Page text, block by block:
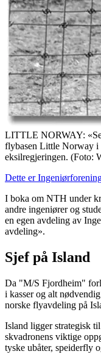
LITTLE NORWAY:
flybasen Little Norway i
eksilregjeringen. (Foto:
Dette er
I boka om NTH under
andre ingeniører og
en egen avdeling av
avdeling».
Sjef på Island
Da "M/S Fjordheim"
i kasser og alt
norske flyavdeling på
Island ligger strategisk
skvadronens viktige
tyske ubåter, speiderfly